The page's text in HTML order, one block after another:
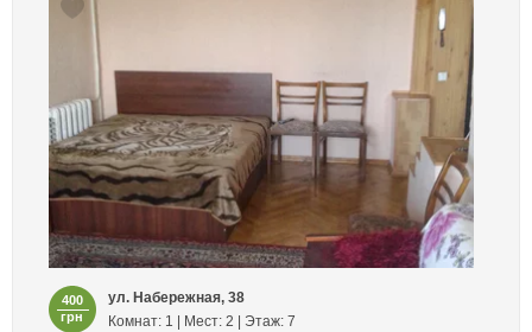
400
грн
ул. Набережная, 38
Комнат: 1 | Мест: 2 | Этаж: 7